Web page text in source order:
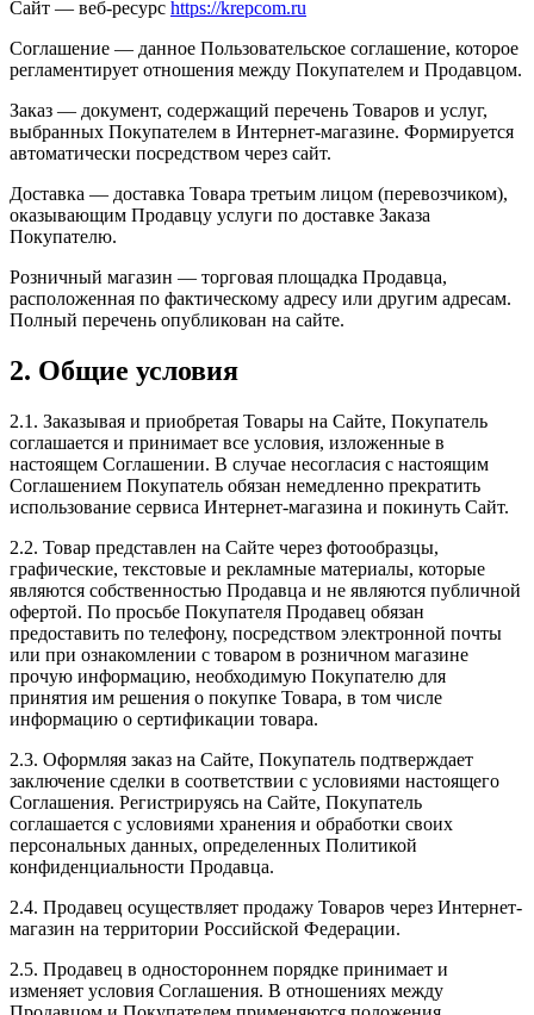
Сайт — веб-ресурс https://krepcom.ru
Соглашение — данное Пользовательское соглашение, которое
регламентирует отношения между Покупателем и Продавцом.
Заказ — документ, содержащий перечень Товаров и услуг,
выбранных Покупателем в Интернет-магазине. Формируется
автоматически посредством через сайт.
Доставка — доставка Товара третьим лицом (перевозчиком),
оказывающим Продавцу услуги по доставке Заказа
Покупателю.
Розничный магазин — торговая площадка Продавца,
расположенная по фактическому адресу или другим адресам.
Полный перечень опубликован на сайте.
2. Общие условия
2.1. Заказывая и приобретая Товары на Сайте, Покупатель
соглашается и принимает все условия, изложенные в
настоящем Соглашении. В случае несогласия с настоящим
Соглашением Покупатель обязан немедленно прекратить
использование сервиса Интернет-магазина и покинуть Сайт.
2.2. Товар представлен на Сайте через фотообразцы,
графические, текстовые и рекламные материалы, которые
являются собственностью Продавца и не являются публичной
офертой. По просьбе Покупателя Продавец обязан
предоставить по телефону, посредством электронной почты
или при ознакомлении с товаром в розничном магазине
прочую информацию, необходимую Покупателю для
принятия им решения о покупке Товара, в том числе
информацию о сертификации товара.
2.3. Оформляя заказ на Сайте, Покупатель подтверждает
заключение сделки в соответствии с условиями настоящего
Соглашения. Регистрируясь на Сайте, Покупатель
соглашается с условиями хранения и обработки своих
персональных данных, определенных Политикой
конфиденциальности Продавца.
2.4. Продавец осуществляет продажу Товаров через Интернет-
магазин на территории Российской Федерации.
2.5. Продавец в одностороннем порядке принимает и
изменяет условия Соглашения. В отношениях между